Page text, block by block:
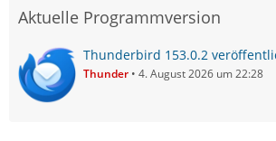
Aktuelle Programmversion
Thunderbird 153.0.2
Thunder 4. August 2026 um 22:28